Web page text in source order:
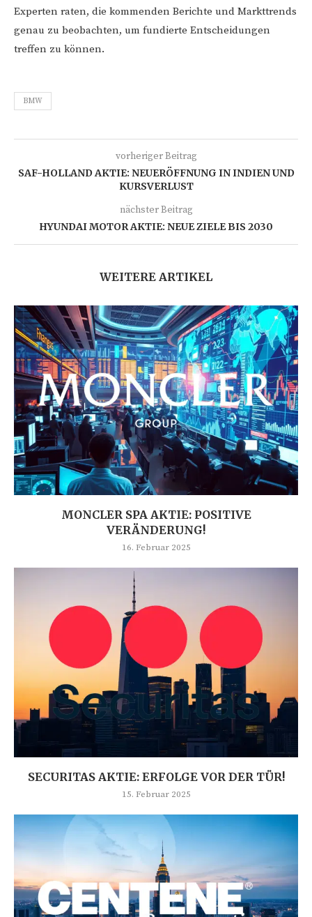
Experten raten, die kommenden Berichte und Markttrends
genau zu beobachten, um fundierte Entscheidungen
treffen zu können.
BMW
vorheriger Beitrag
SAF-HOLLAND AKTIE: NEUERÖFFNUNG IN INDIEN UND
KURSVERLUST
nächster Beitrag
HYUNDAI MOTOR AKTIE: NEUE ZIELE BIS 2030
WEITERE ARTIKEL
MONCLER SPA AKTIE: POSITIVE
VERÄNDERUNG!
16. Februar 2025
SECURITAS AKTIE: ERFOLGE VOR DER TÜR!
15. Februar 2025